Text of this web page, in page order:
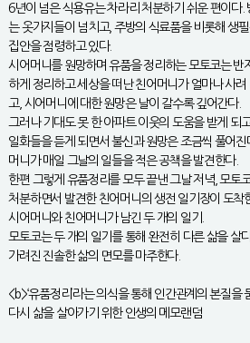
6년이 넘은 식용유는 차라리 처분하기 쉬운 편이다.
는 옷가지들이 넘치고, 주방의 식료품을 비롯해 생
집안을 점령하고 있다.
시어머니를 원망하며 유품을 정리하는 모토코는 반
하게 정리하고 세상을 떠난 친어머니가 얼마나 사
고, 시어머니에 대한 원망은 날이 갈수록 깊어간다.
그러나 기대도 못 한 아파트 이웃의 도움을 받게 되
일화들을 듣게 되면서 불신과 원망은 조금씩 풀어
머니가 매일 그날의 일들을 적은 공책을 발견한다.
한편 그렇게 유품정리를 모두 끝낸 그날 저녁, 모토
처분하면서 발견한 친어머니의 생전 일기장이 도착
시어머니와 친어머니가 남긴 두 개의 일기.
모토코는 두 개의 일기를 통해 완전히 다른 삶을 살
가려진 진솔한 삶의 면모를 마주한다.
<b>‘유품정리’라는 의식을 통해 인간관계의 본질을
다시 삶을 살아가기 위한 인생의 메모랜덤